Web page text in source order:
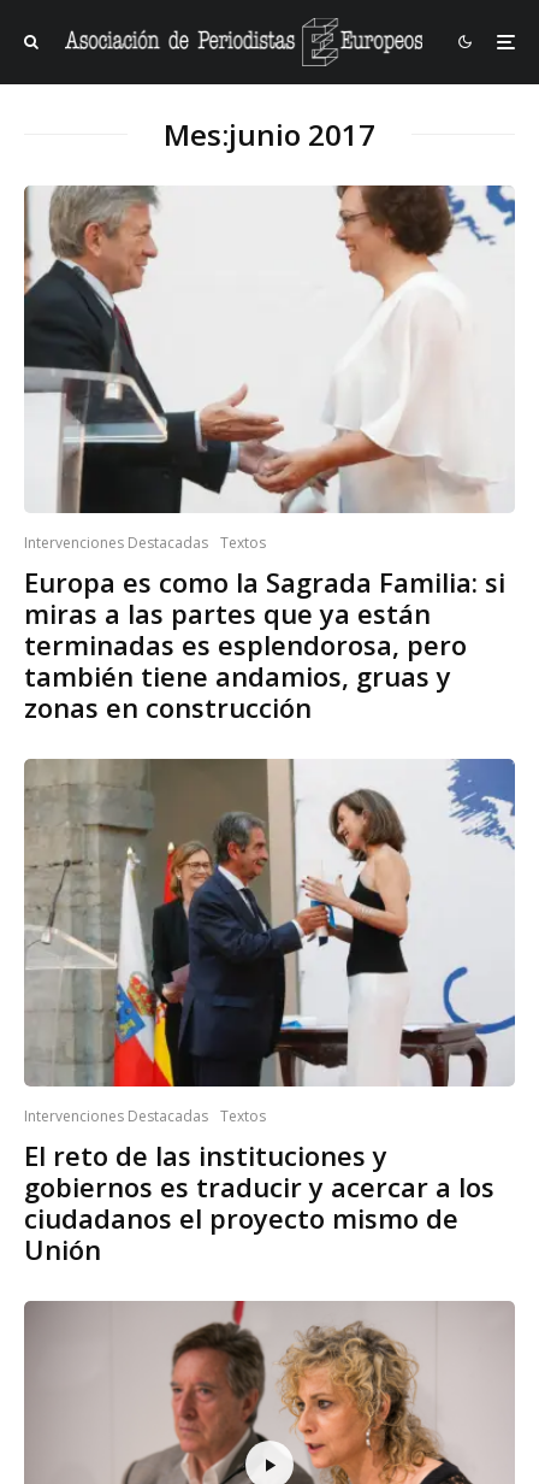
Mes:junio 2017
Intervenciones Destacadas Textos
Europa es como la Sagrada Familia: si
miras a las partes que ya están
terminadas es esplendorosa, pero
también tiene andamios, gruas y
zonas en construcción
Intervenciones Destacadas Textos
El reto de las instituciones y
gobiernos es traducir y acercar a los
ciudadanos el proyecto mismo de
Unión